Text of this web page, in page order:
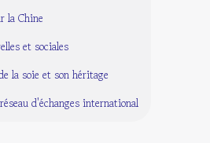
la Chine
et sociales
la soie et son héritage
d'échanges international